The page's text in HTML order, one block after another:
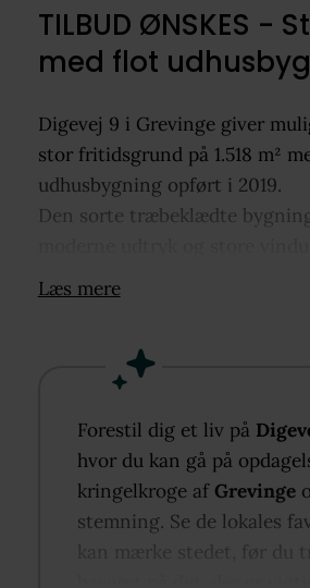
TILBUD ØNSKES -
med flot
Digevej 9 i Grevinge giver
stor fritidsgrund på 1.518 m²
udhusbygning opført i 2019.
Den sorte træbeklædte
flot lysindfald og en god
installationer til tekøkken og
bygningen er ikke godkendt til
Den store grund er let at holde
muligheder for udeliv,
fredelige omgivelser.
Grevinge og Odsherred er
Læs mere
Forestil dig et liv på
hvor du kan gå på
kringelkroge af Grevinge
stemning. Se de lokales
kan mærke stedet, før du